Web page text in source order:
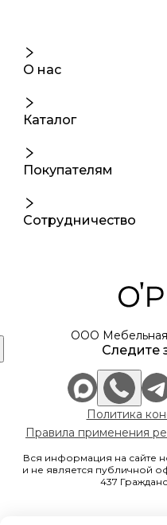
О нас
Каталог
Покупателям
Сотрудничество
ООО Мебельная
Следите
Политика
Правила применения
Вся информация на сайте
и не является публичной
437